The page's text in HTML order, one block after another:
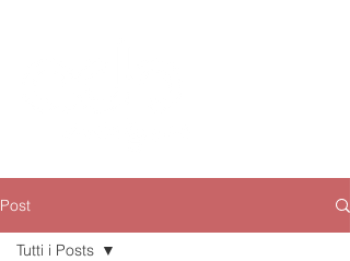
Post
Tutti i Posts